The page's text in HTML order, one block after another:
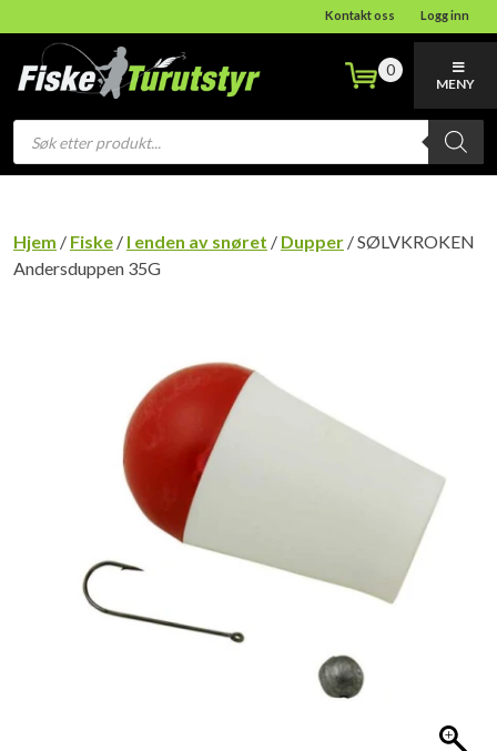
Kontakt oss Logg inn
Products
search
0
MENY
Hjem / Fiske / I enden av snøret / Dupper / SØLVKROKEN
Andersduppen 35G